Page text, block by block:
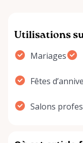
Utilisations
Mariages
Fêtes
Salons